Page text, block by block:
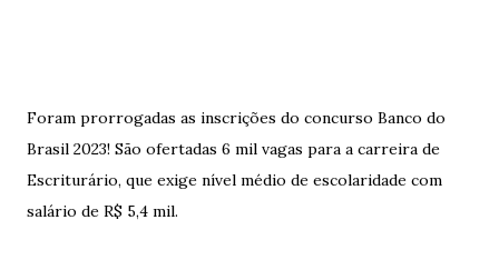
Foram prorrogadas as inscrições do concurso Banco do
Brasil 2023! São ofertadas 6 mil vagas para a carreira de
Escriturário, que exige nível médio de escolaridade com
salário de R$ 5,4 mil.